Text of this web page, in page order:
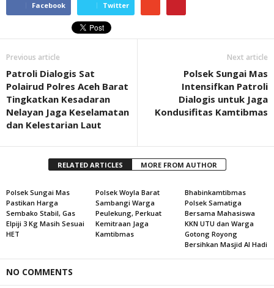
Facebook Twitter
Previous article
Patroli Dialogis Sat
Polairud Polres Aceh Barat
Tingkatkan Kesadaran
Nelayan Jaga Keselamatan
dan Kelestarian Laut
Next article
Polsek Sungai Mas
Intensifkan Patroli
Dialogis untuk Jaga
Kondusifitas Kamtibmas
RELATED ARTICLES MORE FROM AUTHOR
Polsek Sungai Mas
Pastikan Harga
Sembako Stabil, Gas
Elpiji 3 Kg Masih Sesuai
HET
Polsek Woyla Barat
Sambangi Warga
Peulekung, Perkuat
Kemitraan Jaga
Kamtibmas
Bhabinkamtibmas
Polsek Samatiga
Bersama Mahasiswa
KKN UTU dan Warga
Gotong Royong
Bersihkan Masjid Al Hadi
NO COMMENTS